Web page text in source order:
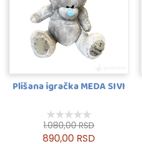
Plišana igračka MEDA SIVI
1.080,00 RSD
890,00 RSD